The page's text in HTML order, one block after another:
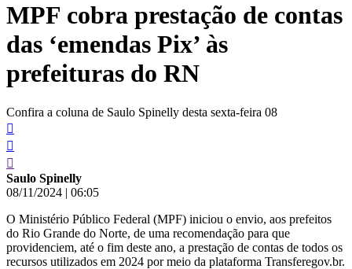
MPF cobra prestação de contas
das ‘emendas Pix’ às
prefeituras do RN
Confira a coluna de Saulo Spinelly desta sexta-feira 08
Saulo Spinelly
08/11/2024 | 06:05
O Ministério Público Federal (MPF) iniciou o envio, aos prefeitos
do Rio Grande do Norte, de uma recomendação para que
providenciem, até o fim deste ano, a prestação de contas de todos os
recursos utilizados em 2024 por meio da plataforma Transferegov.br.